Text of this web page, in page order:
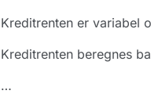
Kreditrenten er variabel
Kreditrenten beregnes
…